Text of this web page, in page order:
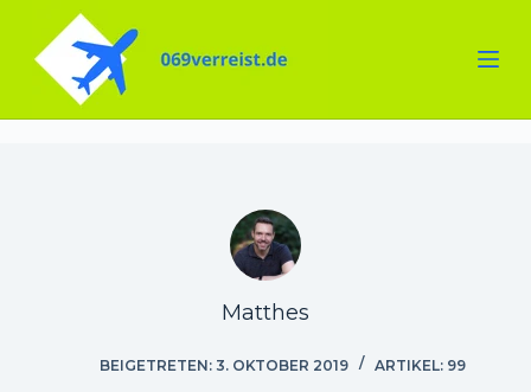
Inhalt
springen
Matthes
BEIGETRETEN: 3. OKTOBER 2019 ARTIKEL: 99